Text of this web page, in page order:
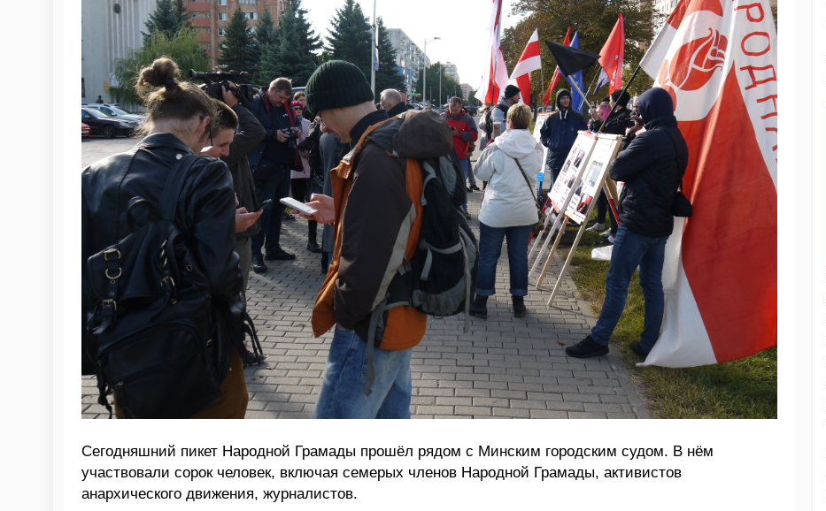
Сегодняшний пикет Народной Грамады прошёл рядом с Минским городским судом. В нём
участвовали сорок человек, включая семерых членов Народной Грамады, активистов
анархического движения, журналистов.